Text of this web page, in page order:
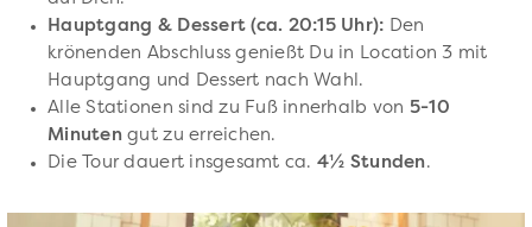
Hauptgang & Dessert (ca. 20:15 Uhr): Den
krönenden Abschluss genießt Du in Location 3 mit
Hauptgang und Dessert nach Wahl.
Alle Stationen sind zu Fuß innerhalb von 5-10
Minutengut zu erreichen.
Die Tour dauert insgesamt ca. 4½ Stunden.